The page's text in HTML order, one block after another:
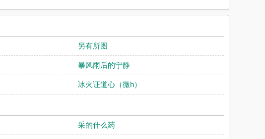
另有所图
暴风雨后的宁静
冰火证道心（微h）
采的什么药